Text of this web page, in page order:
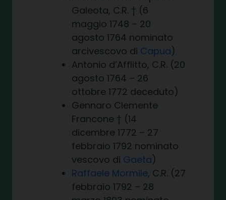
Galeota, C.R. † (6
maggio 1748 – 20
agosto 1764 nominato
arcivescovo di Capua)
Antonio d’Afflitto, C.R. (20
agosto 1764 – 26
ottobre 1772 deceduto)
Gennaro Clemente
Francone † (14
dicembre 1772 – 27
febbraio 1792 nominato
vescovo di Gaeta)
Raffaele Mormile, C.R. (27
febbraio 1792 – 28